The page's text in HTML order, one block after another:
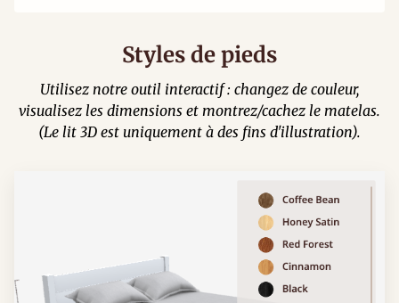
Styles de pieds
Utilisez notre outil interactif : changez de couleur,
visualisez les dimensions et montrez/cachez le matelas.
(Le lit 3D est uniquement à des fins d'illustration).